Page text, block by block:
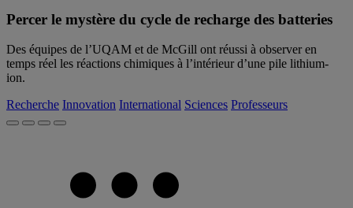
Percer le mystère du cycle de recharge des batteries
Des équipes de l’UQAM et de McGill ont réussi à observer en
temps réel les réactions chimiques à l’intérieur d’une pile lithium-
ion.
Recherche Innovation International Sciences Professeurs